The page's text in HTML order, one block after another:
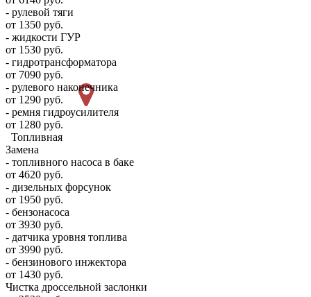
- рулевой тяги
от 1350 руб.
- жидкости ГУР
от 1530 руб.
- гидротрансформатора
от 7090 руб.
- рулевого наконечника
от 1290 руб.
- ремня гидроусилителя
от 1280 руб.
Топливная
Замена
- топливного насоса в баке
от 4620 руб.
- дизельных форсунок
от 1950 руб.
- бензонасоса
от 3930 руб.
- датчика уровня топлива
от 3990 руб.
- бензинового инжектора
от 1430 руб.
Чистка дроссельной заслонки